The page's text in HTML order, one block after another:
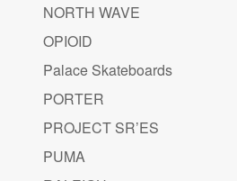
NORTH WAVE
OPIOID
Palace Skateboards
PORTER
PROJECT SR’ES
PUMA